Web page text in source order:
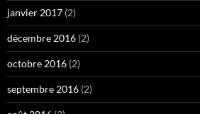
janvier 2017 (2)
décembre 2016 (2)
octobre 2016 (2)
septembre 2016 (2)